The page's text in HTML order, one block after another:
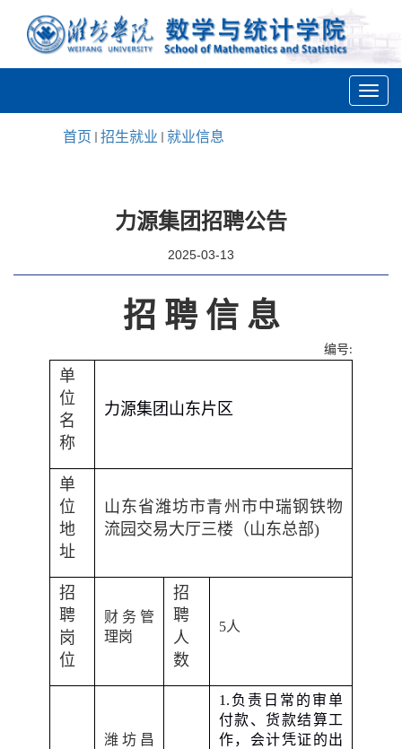
首页 招生就业 就业信息
力源集团招聘公告
2025-03-13
招 聘 信 息
编号:
单
位
名
称
力源集团山东片区
单
位
地
址
山东省潍坊市青州市中瑞钢铁物
流园交易大厅三楼（山东总部)
招
聘
岗
位
财务管
理岗
招
聘
人
数
5人
潍坊昌
1. 负责日常的审单
付款、货款结算工
作，会计凭证的出